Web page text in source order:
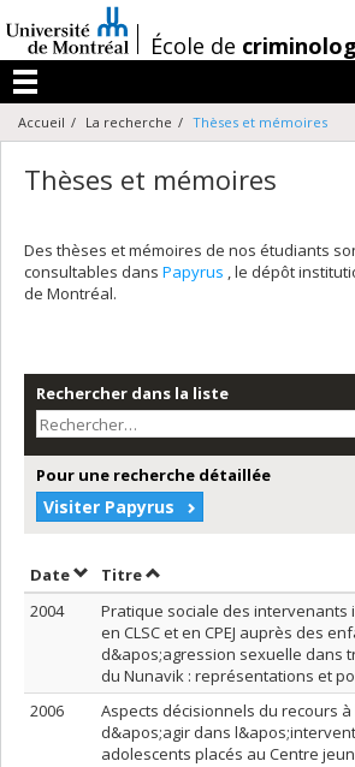
au
contenu
/École de
Menu
Accueil La recherche Thèses et mémoires
Thèses et mémoires
Des thèses et mémoires de nos étudiants
consultables dans Papyrus , le dépôt
de Montréal.
Rechercher dans la liste
Pour une recherche détaillée
Visiter Papyrus
DateTrier par date en ordre croissant
TitreTrier par titre en ordre
2004
Pratique sociale des intervenants
en CLSC et en CPEJ auprès des
d&apos;agression sexuelle dans
du Nunavik : représentations et
2006
Aspects décisionnels du recours
d&apos;agir dans
adolescents placés au Centre